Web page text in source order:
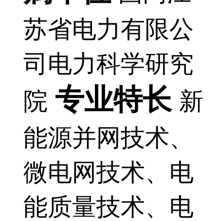
苏省电力有限公
司电力科学研究
院 专业特长 新
能源并网技术、
微电网技术、电
能质量技术、电